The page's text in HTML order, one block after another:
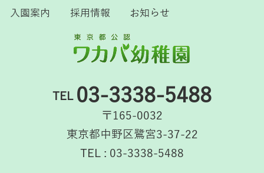
入園案内
採用情報 お知らせ
TEL 03-3338-5488
〒165-0032
東京都中野区鷺宮3-37-22
TEL : 03-3338-5488